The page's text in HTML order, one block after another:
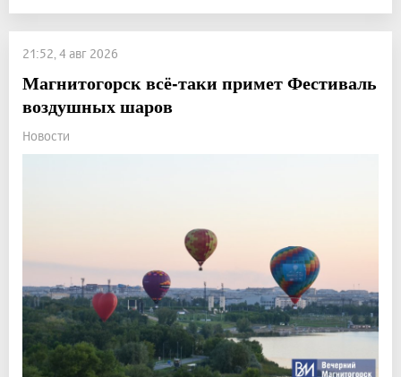
21:52, 4 авг 2026
Магнитогорск всё-таки примет Фестиваль
воздушных шаров
Новости